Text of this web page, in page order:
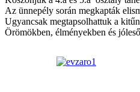
Az ünnepély során megkapták
Ugyancsak megtapsolhattuk a
Örömökben, élményekben és